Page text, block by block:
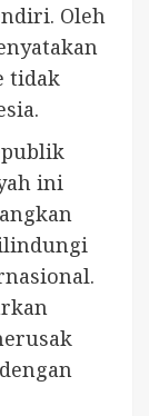
Oleh
tidak
ini